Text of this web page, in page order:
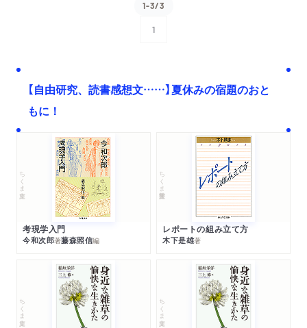
1-3/3
1
【自由研究、読書感想文……】夏休みの宿題のおと
もに！
ちくま文庫
考現学入門
今和次郎著藤森照信編
ちくま学芸文庫
レポートの組み立て方
木下是雄著
ちくま文庫 ちくま文庫